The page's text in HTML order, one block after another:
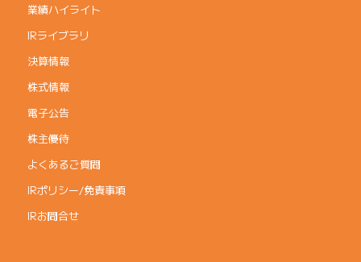
業績ハイライト
IRライブラリ
決算情報
株式情報
電子公告
株主優待
よくあるご質問
IRポリシー/免責事項
IRお問合せ